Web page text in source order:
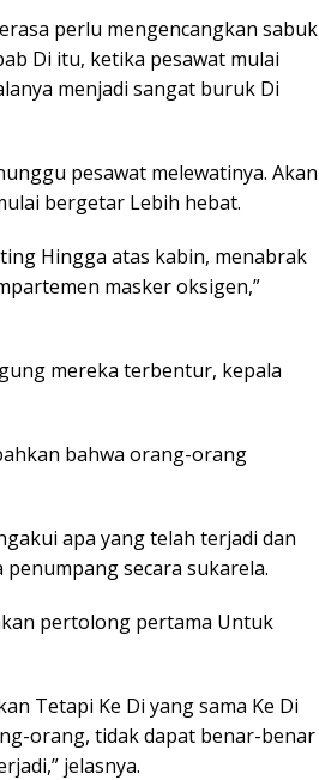
perlu mengencangkan sabuk
Di itu, ketika pesawat mulai
menjadi sangat buruk Di
pesawat melewatinya. Akan
bergetar Lebih hebat.
Hingga atas kabin, menabrak
masker oksigen,”
mereka terbentur, kepala
bahwa orang-orang
apa yang telah terjadi dan
secara sukarela.
pertolong pertama Untuk
Tetapi Ke Di yang sama Ke Di
orang, tidak dapat benar-benar
jelasnya.